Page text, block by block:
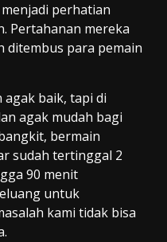
perhatian
Pertahanan mereka
ditembus para pemain
baik, tapi di
agak mudah bagi
bermain
sudah tertinggal 2
90 menit
untuk
kami tidak bisa